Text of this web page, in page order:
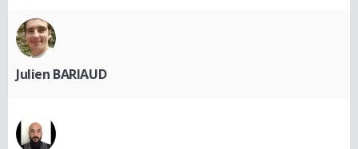
Julien BARIAUD